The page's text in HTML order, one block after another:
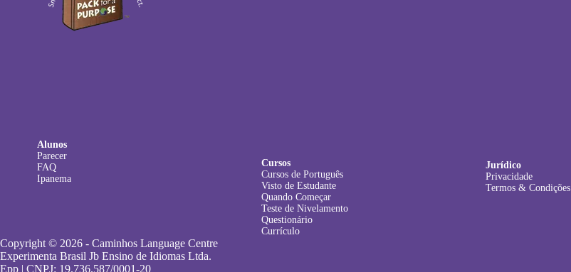
Alunos
Parecer
FAQ
Ipanema
Cursos
Cursos de Português
Visto de Estudante
Quando Começar
Teste de Nivelamento
Questionário
Currículo
Jurídico
Privacidade
Termos & Condições
Copyright © 2026 - Caminhos Language Centre
Experimenta Brasil Jb Ensino de Idiomas Ltda.
Epp | CNPJ: 19.736.587/0001-20